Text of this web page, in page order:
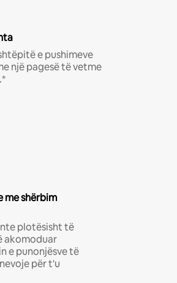
e pushimeve
një pagesë të vetme
me shërbim
plotësisht të
akomoduar
e punonjësve të
për t'u